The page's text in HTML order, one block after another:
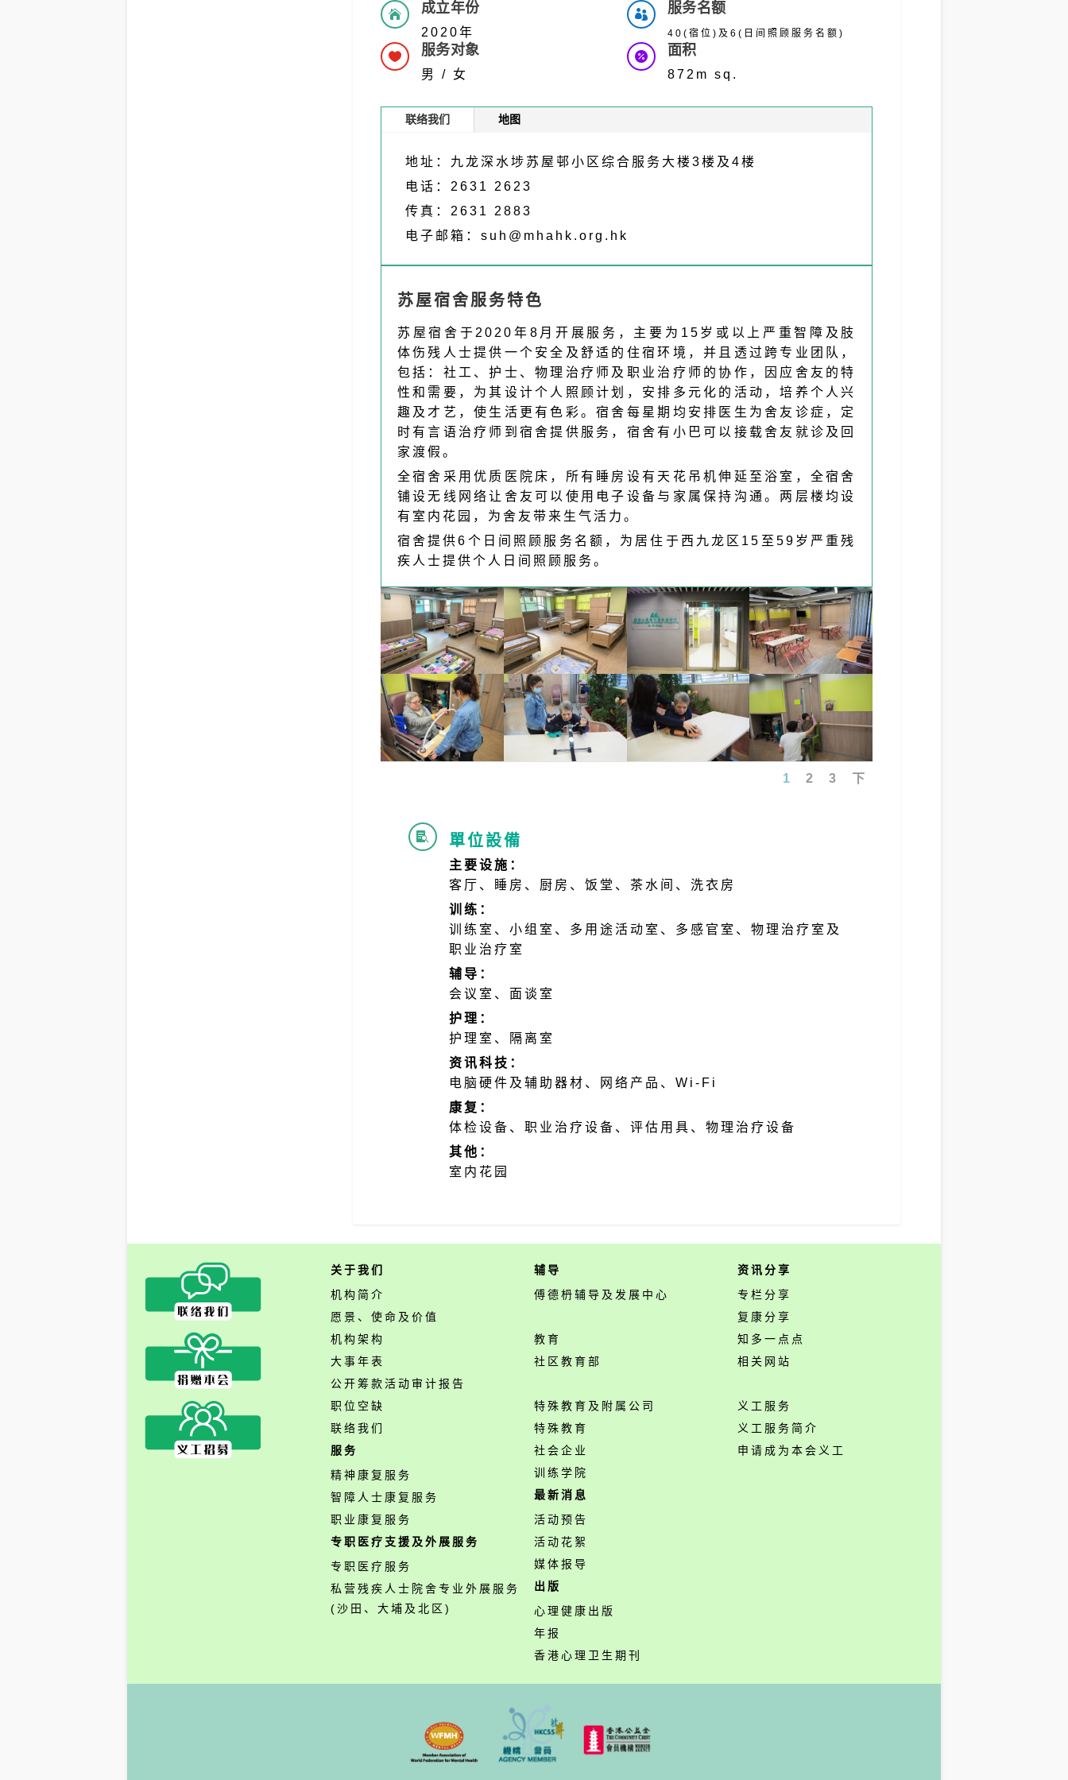
 成立年份
2020年
 服务对象
男 / 女
 服务名额
40(宿位)及6(日间照顾服务名额)
 面积
872m sq.
联络我们 地图
地址：九龙深水埗苏屋邨小区综合服务大楼3楼及4楼
电话：2631 2623
传真：2631 2883
电子邮箱： suh@mhahk.org.hk
苏屋宿舍服务特色
苏屋宿舍于2020年8月开展服务，主要为15岁或以上严重智障及肢
体伤残人士提供一个安全及舒适的住宿环境，并且透过跨专业团队，
包括：社工、护士、物理治疗师及职业治疗师的协作，因应舍友的特
性和需要，为其设计个人照顾计划，安排多元化的活动，培养个人兴
趣及才艺，使生活更有色彩。宿舍每星期均安排医生为舍友诊症，定
时有言语治疗师到宿舍提供服务，宿舍有小巴可以接载舍友就诊及回
家渡假。
全宿舍采用优质医院床，所有睡房设有天花吊机伸延至浴室，全宿舍
铺设无线网络让舍友可以使用电子设备与家属保持沟通。两层楼均设
有室内花园，为舍友带来生气活力。
宿舍提供6个日间照顾服务名额，为居住于西九龙区15至59岁严重残
疾人士提供个人日间照顾服务。
1 2 3 下
 單位設備
主要设施：
客厅、睡房、厨房、饭堂、茶水间、洗衣房
训练：
训练室、小组室、多用途活动室、多感官室、物理治疗室及
职业治疗室
辅导：
会议室、面谈室
护理：
护理室、隔离室
资讯科技：
电脑硬件及辅助器材、网络产品、Wi-Fi
康复：
体检设备、职业治疗设备、评估用具、物理治疗设备
其他：
室内花园
关于我们
机构简介
愿景、使命及价值
机构架构
大事年表
公开筹款活动审计报告
职位空缺
联络我们
服务
精神康复服务
智障人士康复服务
职业康复服务
专职医疗支援及外展服务
专职医疗服务
私营残疾人士院舍专业外展服务
(沙田、大埔及北区)
辅导
傅德枬辅导及发展中心
教育
社区教育部
特殊教育及附属公司
特殊教育
社会企业
训练学院
最新消息
活动预告
活动花絮
媒体报导
出版
心理健康出版
年报
香港心理卫生期刊
资讯分享
专栏分享
复康分享
知多一点点
相关网站
义工服务
义工服务简介
申请成为本会义工